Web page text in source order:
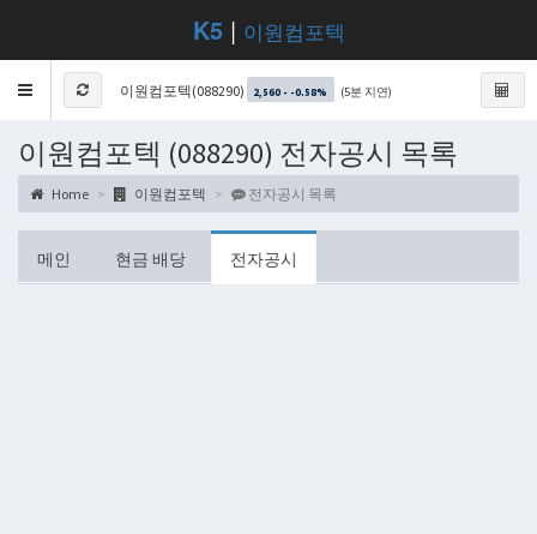
K5| 이원컴포텍
Toggle
navigation
이원컴포텍(088290) 2,560 - -0.58% (5분 지연)
이원컴포텍 (088290) 전자공시 목록
Home 이원컴포텍 전자공시 목록
메인 현금 배당 전자공시